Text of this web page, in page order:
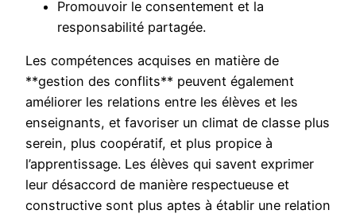
Promouvoir le consentement et la
responsabilité partagée.
Les compétences acquises en matière de
**gestion des conflits** peuvent également
améliorer les relations entre les élèves et les
enseignants, et favoriser un climat de classe plus
serein, plus coopératif, et plus propice à
l’apprentissage. Les élèves qui savent exprimer
leur désaccord de manière respectueuse et
constructive sont plus aptes à établir une relation